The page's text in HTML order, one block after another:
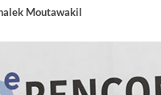
Moutawakil